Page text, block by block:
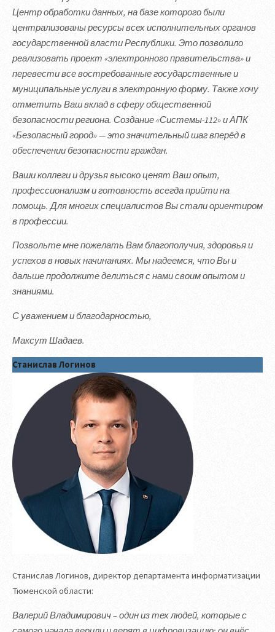
Центр обработки данных, на базе которого были
централизованы ресурсы всех исполнительных органов
государственной власти Республики. Это позволило
реализовать проект «электронного правительства» и
перевести все востребованные государственные и
муниципальные услуги в электронную форму. Также хочу
отметить Ваш вклад в сферу общественной
безопасности региона. Создание «Системы-112» и АПК
«Безопасный город» — это значительный шаг вперёд в
обеспечении безопасности граждан.
Ваши коллеги и друзья высоко ценят Ваш опыт,
профессионализм и готовность всегда прийти на
помощь. Для многих специалистов Вы стали ориентиром
в профессии.
Позвольте мне пожелать Вам благополучия, здоровья и
успехов в новых начинаниях. Мы надеемся, что Вы и
дальше продолжите делиться с нами своим опытом и
знаниями.
С уважением и благодарностью,
Максут Шадаев.
Станислав Логинов
Станислав Логинов, директор департамента информатизации
Тюменской области:
Валерий Владимирович – один из тех людей, которые с